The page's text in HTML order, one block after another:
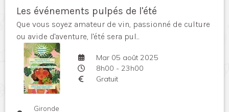
Les événements pulpés de l'été
Que vous soyez amateur de vin, passionné de culture
ou avide d'aventure, l'été sera pul...
Mar 05 août 2025
8h00 - 23h00
Gratuit
Gironde